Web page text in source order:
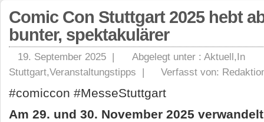
Comic Con Stuttgart 2025 hebt
bunter, spektakulärer
19. September 2025 | Abgelegt unter : Aktuell,In
Stuttgart,Veranstaltungstipps | Verfasst von:
#comiccon #MesseStuttgart
Am 29. und 30. November 2025